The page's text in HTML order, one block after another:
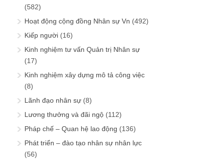
(582)
Hoạt động cộng đồng Nhân sự Vn (492)
Kiếp người (16)
Kinh nghiệm tư vấn Quản trị Nhân sự
(17)
Kinh nghiệm xây dựng mô tả công việc
(8)
Lãnh đạo nhân sự (8)
Lương thưởng và đãi ngộ (112)
Pháp chế – Quan hệ lao động (136)
Phát triển – đào tạo nhân sự nhân lực
(56)